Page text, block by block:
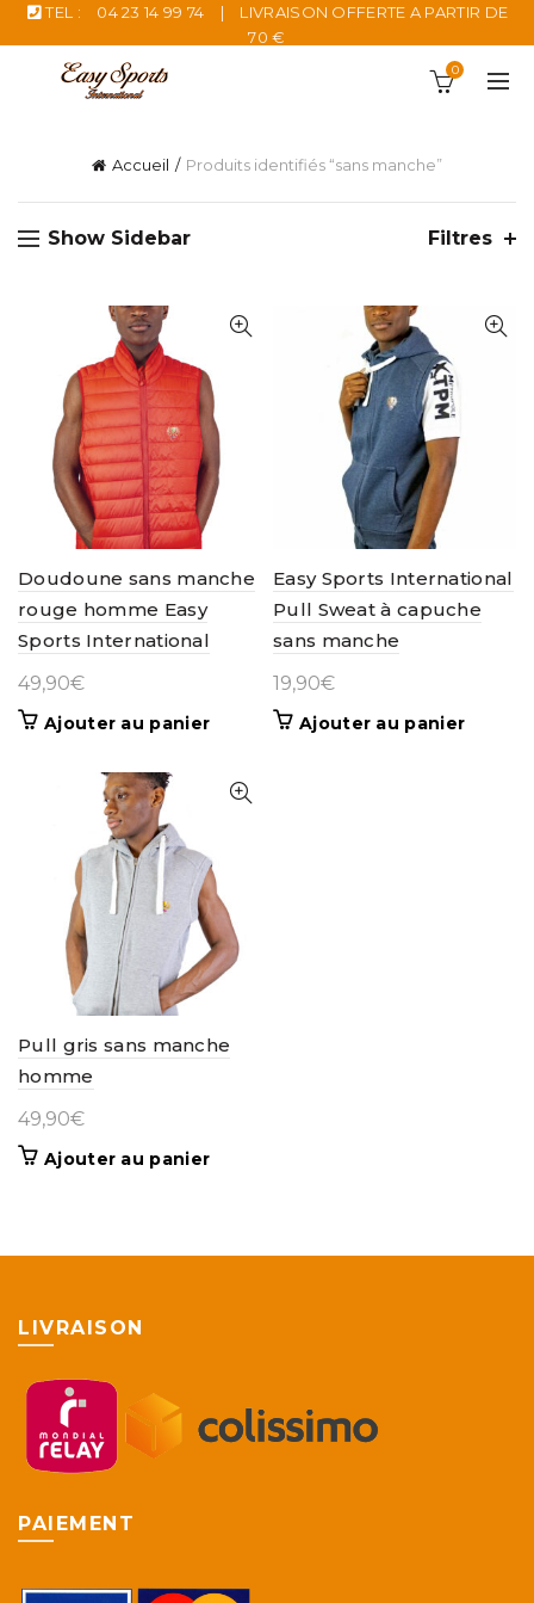
TEL : 04 23 14 99 74 |
LIVRAISON OFFERTE A PARTIR DE
70 €
0
Accueil Produits identifiés “sans manche”
Show Sidebar Filtres
Doudoune sans manche
rouge homme Easy
Sports International
49,90€
Ajouter au panier
Easy Sports International
Pull Sweat à capuche
sans manche
19,90€
Ajouter au panier
Pull gris sans manche
homme
49,90€
Ajouter au panier
LIVRAISON
PAIEMENT